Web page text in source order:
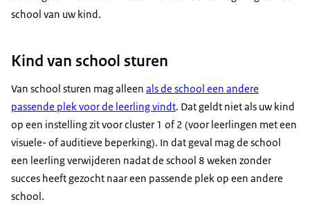
school van uw kind.
Kind van school sturen
Van school sturen mag alleen als de school een andere
passende plek voor de leerling vindt. Dat geldt niet als uw kind
op een instelling zit voor cluster 1 of 2 (voor leerlingen met een
visuele- of auditieve beperking). In dat geval mag de school
een leerling verwijderen nadat de school 8 weken zonder
succes heeft gezocht naar een passende plek op een andere
school.